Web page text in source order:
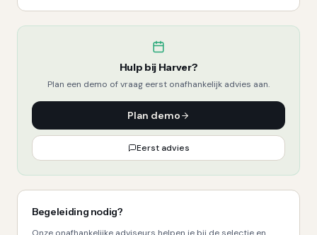
Hulp bij Harver?
Plan een demo of vraag eerst onafhankelijk advies aan.
Plan demo
Eerst advies
Begeleiding nodig?